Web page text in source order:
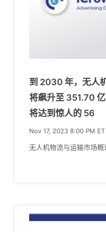
到 2030 年，无人
将飙升至 351.70
将达到惊人的 56
Nov 17, 2023 8:00 PM ET
无人机物流与运输市场